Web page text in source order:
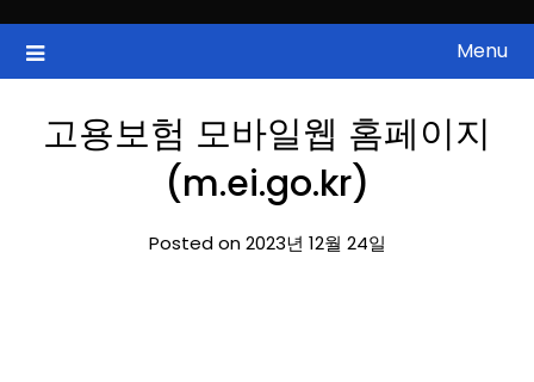
content
ZAN 주식정보
국내증시, 해외증시, 급등주, 낙폭과대, 골든크로스, 상한가, 하한가 등
의 주식 정보.
Menu
고용보험 모바일웹 홈페이지
(m.ei.go.kr)
Posted on 2023년 12월 24일